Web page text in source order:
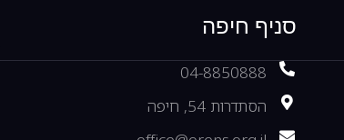
סניף חיפה
04-8850888
הסתדרות 54, חיפה